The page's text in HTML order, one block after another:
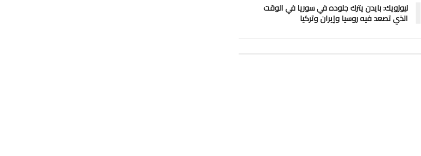
نيوزويك: بايدن يترك جنوده في سوريا في الوقت
الذي تصعد فيه روسيا وإيران وتركيا